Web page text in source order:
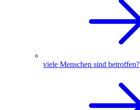
viele Menschen sind betroffen?